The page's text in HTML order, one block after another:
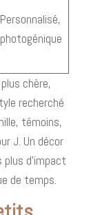
Personnalisé,
photogénique
chère,
recherché
témoins,
J. Un décor
d’impact
de temps.